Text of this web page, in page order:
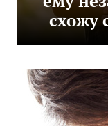
схожу